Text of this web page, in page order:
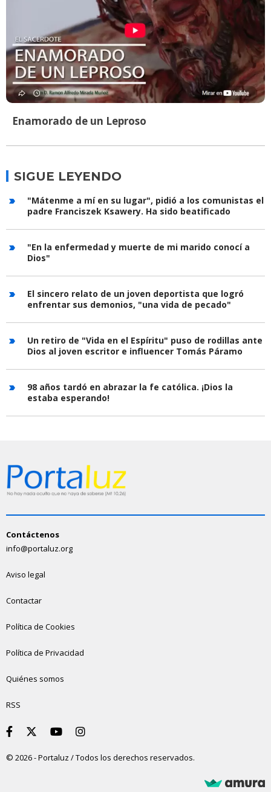
Enamorado de un Leproso
SIGUE LEYENDO
"Mátenme a mí en su lugar", pidió a los comunistas el
padre Franciszek Ksawery. Ha sido beatificado
"En la enfermedad y muerte de mi marido conocí a
Dios"
El sincero relato de un joven deportista que logró
enfrentar sus demonios, "una vida de pecado"
Un retiro de "Vida en el Espíritu" puso de rodillas ante
Dios al joven escritor e influencer Tomás Páramo
98 años tardó en abrazar la fe católica. ¡Dios la
estaba esperando!
Contáctenos
info@portaluz.org
Aviso legal
Contactar
Política de Cookies
Política de Privacidad
Quiénes somos
RSS
© 2026 - Portaluz / Todos los derechos reservados.